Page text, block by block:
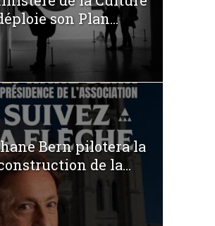
son Plan...
Bern pilotera la
de la...